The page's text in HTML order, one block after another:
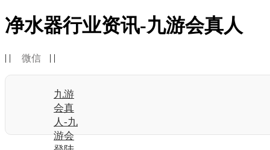
净水器行业资讯-九游会真人
| | 微信 | |
九游
会真
人-九
游会